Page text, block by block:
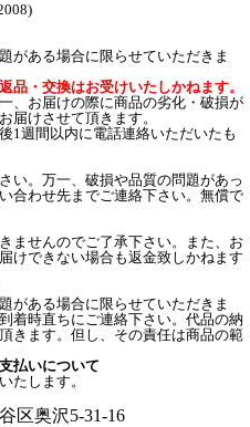
がある場合に限らせていただきま
品・交換はお受けいたしかねます。
、お届けの際に商品の劣化・破損が
届けさせて頂きます。
1週間以内に電話連絡いただいたも
い。万一、破損や品質の問題があっ
合わせ先までご連絡下さい。無償で
ませんのでご了承下さい。また、お
けできない場合も返金致しかねます
がある場合に限らせていただきま
着時直ちにご連絡下さい。代品の納
きます。但し、その責任は商品の範
払いについて
たします。
区奥沢5-31-16